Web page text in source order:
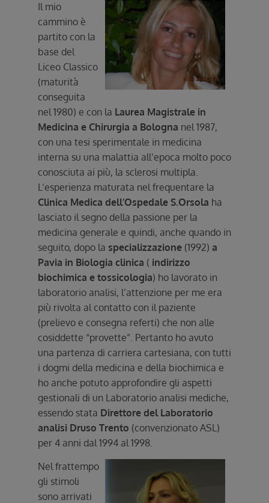
Il mio
cammino è
partito con la
base del
Liceo Classico
(maturità
conseguita
nel 1980) e con la Laurea Magistrale in
Medicina e Chirurgia a Bologna nel 1987,
con una tesi sperimentale in medicina
interna su una malattia all’epoca molto poco
conosciuta ai più, la sclerosi multipla.
L’esperienza maturata nel frequentare la
Clinica Medica dell’Ospedale S.Orsola ha
lasciato il segno della passione per la
medicina generale e quindi, anche quando in
seguito, dopo la specializzazione (1992) a
Pavia in Biologia clinica ( indirizzo
biochimica e tossicologia) ho lavorato in
laboratorio analisi, l’attenzione per me era
più rivolta al contatto con il paziente
(prelievo e consegna referti) che non alle
cosiddette “provette”. Pertanto ho avuto
una partenza di carriera cartesiana, con tutti
i dogmi della medicina e della biochimica e
ho anche potuto approfondire gli aspetti
gestionali di un Laboratorio analisi mediche,
essendo stata Direttore del Laboratorio
analisi Druso Trento (convenzionato ASL)
per 4 anni dal 1994 al 1998.
Nel frattempo
gli stimoli
sono arrivati